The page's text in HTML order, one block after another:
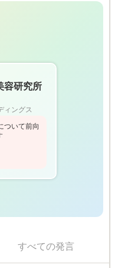
容研究所
ィングス
ついて前向
すべての発言